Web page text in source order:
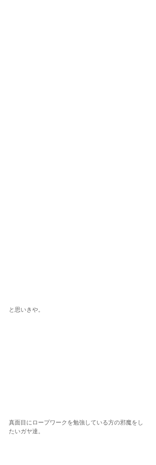
と思いきや。
真面目にロープワークを勉強している方の邪魔をし
たいガヤ達。